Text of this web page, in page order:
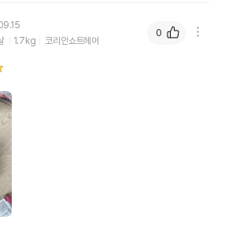
1.7kg 코리안쇼트헤어
0